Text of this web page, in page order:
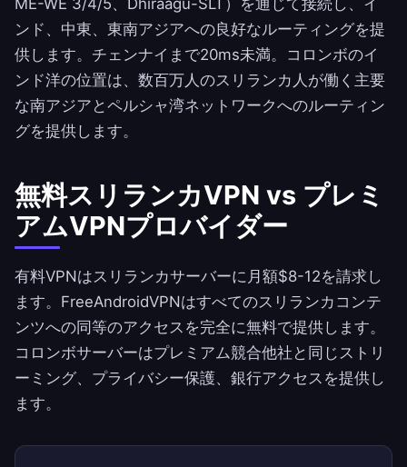
ME-WE 3/4/5、Dhiraagu-SLT）を通じて接続し、イ
ンド、中東、東南アジアへの良好なルーティングを提
供します。チェンナイまで20ms未満。コロンボのイ
ンド洋の位置は、数百万人のスリランカ人が働く主要
な南アジアとペルシャ湾ネットワークへのルーティン
グを提供します。
無料スリランカVPN vs プレミ
アムVPNプロバイダー
有料VPNはスリランカサーバーに月額$8-12を請求し
ます。 FreeAndroidVPNはすべてのスリランカコンテ
ンツへの同等のアクセスを完全に無料で提供します。
コロンボサーバーはプレミアム競合他社と同じストリ
ーミング、プライバシー保護、銀行アクセスを提供し
ます。